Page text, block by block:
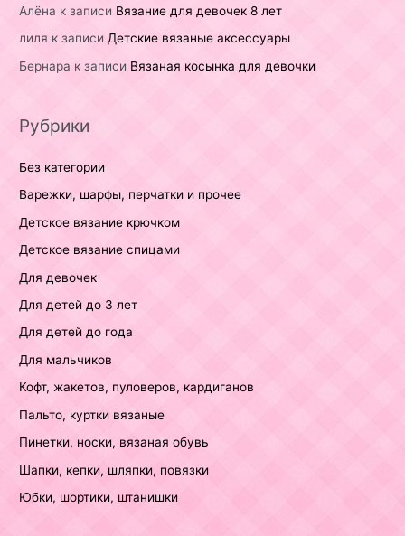
Алёна к записи Вязание для девочек 8 лет
лиля к записиДетские вязаные аксессуары
Бернара к записи Вязаная косынка для девочки
Рубрики
Без категории
Варежки, шарфы, перчатки и прочее
Детское вязание крючком
Детское вязание спицами
Для девочек
Для детей до 3 лет
Для детей до года
Для мальчиков
Кофт, жакетов, пуловеров, кардиганов
Пальто, куртки вязаные
Пинетки, носки, вязаная обувь
Шапки, кепки, шляпки, повязки
Юбки, шортики, штанишки